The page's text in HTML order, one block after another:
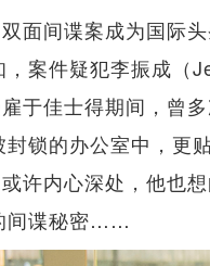
面间谍案成为国际
，案件疑犯李振成（
于佳士得期间，曾
锁的办公室中，更
许内心深处，他也想
间谍秘密……